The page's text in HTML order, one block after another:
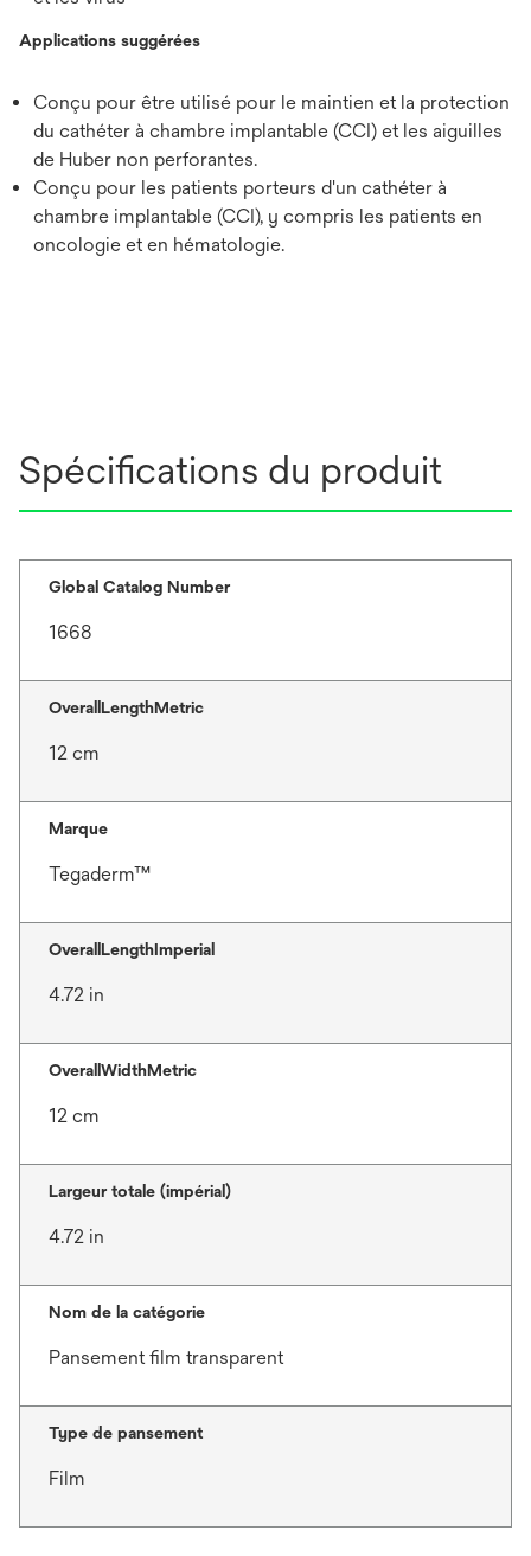
Applications suggérées
Conçu pour être utilisé pour le maintien et la protection
du cathéter à chambre implantable (CCI) et les aiguilles
de Huber non perforantes.
Conçu pour les patients porteurs d'un cathéter à
chambre implantable (CCI), y compris les patients en
oncologie et en hématologie.
Spécifications du produit
Global Catalog Number
1668
OverallLengthMetric
12 cm
Marque
Tegaderm™
OverallLengthImperial
4.72 in
OverallWidthMetric
12 cm
Largeur totale (impérial)
4.72 in
Nom de la catégorie
Pansement film transparent
Type de pansement
Film